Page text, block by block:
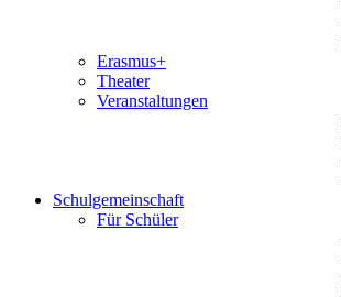
Erasmus+
Theater
Veranstaltungen
Schulgemeinschaft
Für Schüler